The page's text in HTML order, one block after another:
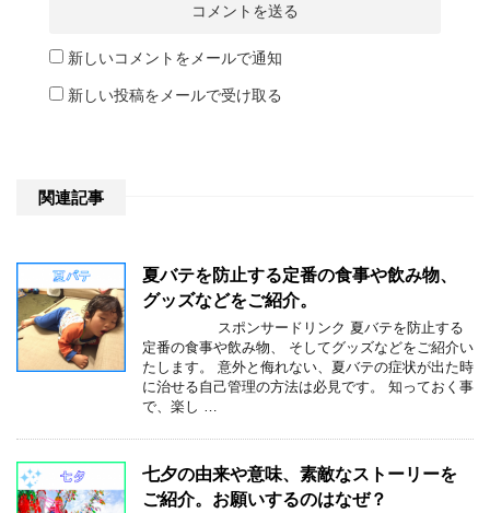
新しいコメントをメールで通知
新しい投稿をメールで受け取る
関連記事
夏バテを防止する定番の食事や飲み物、
グッズなどをご紹介。
スポンサードリンク 夏バテを防止する
定番の食事や飲み物、 そしてグッズなどをご紹介い
たします。 意外と侮れない、夏バテの症状が出た時
に治せる自己管理の方法は必見です。 知っておく事
で、楽し …
七夕の由来や意味、素敵なストーリーを
ご紹介。お願いするのはなぜ？